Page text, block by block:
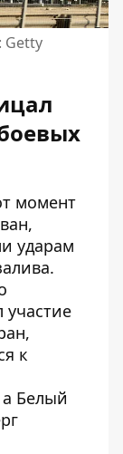
Getty
момент
ударам
участие
к
Белый